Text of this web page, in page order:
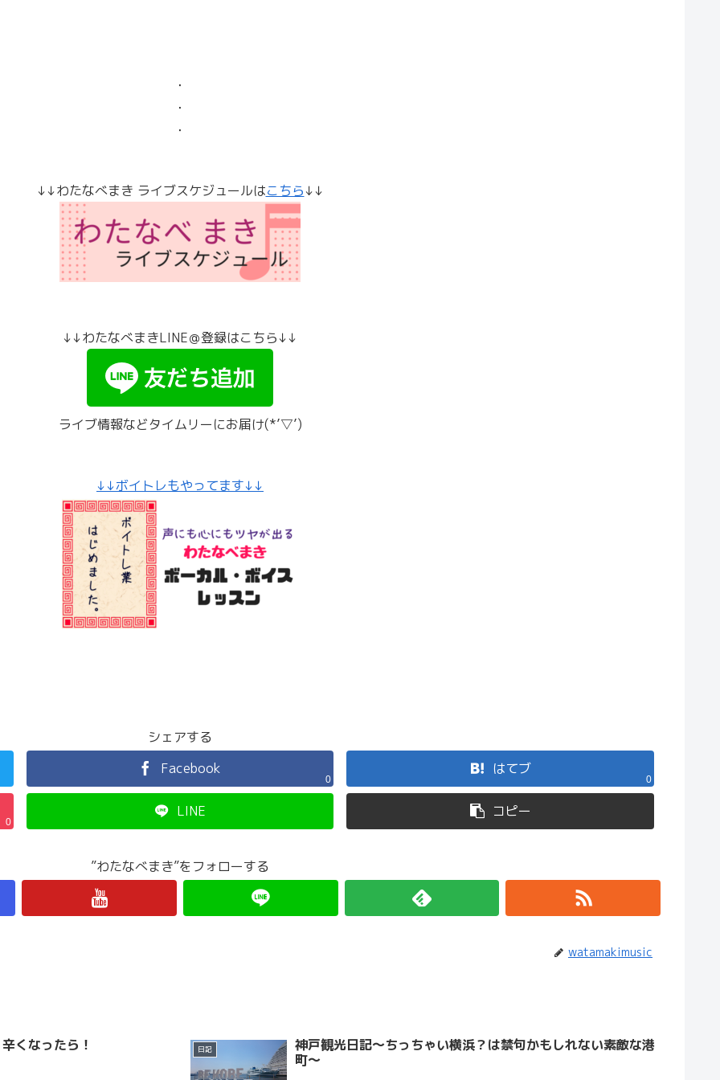
・
・
・
↓↓わたなべまき ライブスケジュールはこちら↓↓
↓↓わたなべまきLINE＠登録はこちら↓↓
ライブ情報などタイムリーにお届け(*’▽’)
↓↓ボイトレもやってます↓↓
シェアする
Facebook
0
はてブ
0
0
LINE コピー
”わたなべまき”をフォローする
watamakimusic
くなったら！ 日記
神戸観光日記～ちっちゃい横浜？は禁句かもしれない素敵な港
町～